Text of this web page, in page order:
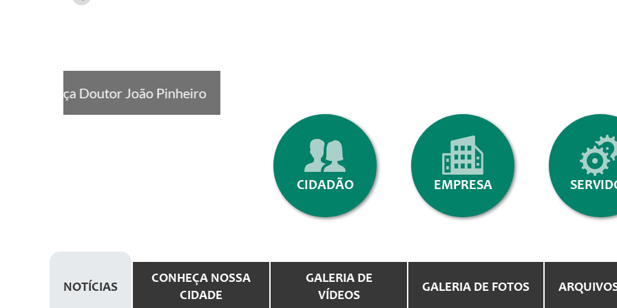
Praça Doutor João Pinheiro
CIDADÃO EMPRESA
NOTÍCIAS
CONHEÇA NOSSA
CIDADE
GALERIA DE
VÍDEOS
GALERIA DE FOTOS